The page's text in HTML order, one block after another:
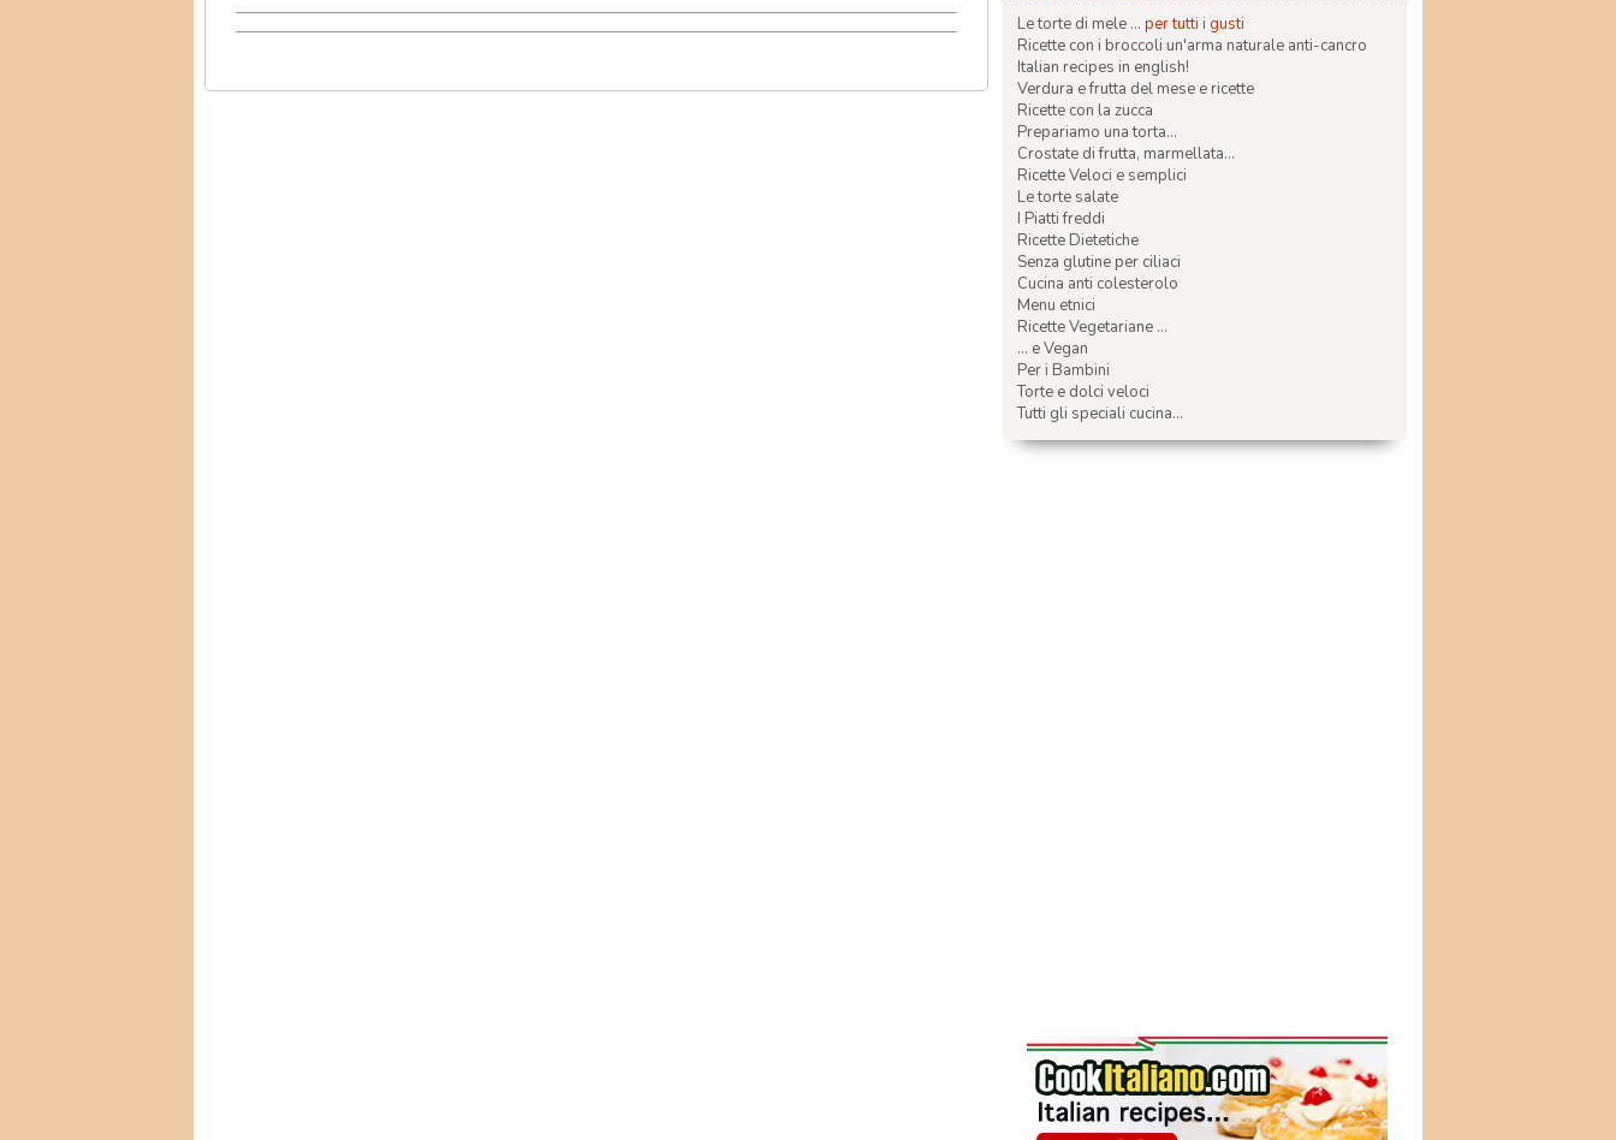
Le torte di mele ... per tutti i gusti
Ricette con i broccoli un'arma naturale anti-cancro
Italian recipes in english!
Verdura e frutta del mese e ricette
Ricette con la zucca
Prepariamo una torta...
Crostate di frutta, marmellata...
Ricette Veloci e semplici
Le torte salate
I Piatti freddi
Ricette Dietetiche
Senza glutine per ciliaci
Cucina anti colesterolo
Menu etnici
Ricette Vegetariane ...
... e Vegan
Per i Bambini
Torte e dolci veloci
Tutti gli speciali cucina...